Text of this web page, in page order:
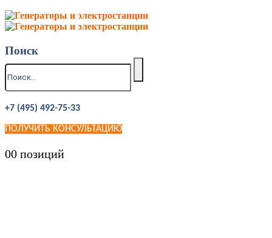
Поиск
+7 (495) 492-75-33
ПОЛУЧИТЬ КОНСУЛЬТАЦИЮ
00 позиций